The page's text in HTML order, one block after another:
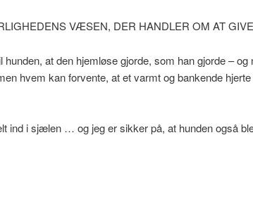
VÆSEN, DER HANDLER OM AT GIVE
at den hjemløse gjorde, som han gjorde – og
hvem kan forvente, at et varmt og bankende hjerte
ind i sjælen … og jeg er sikker på, at hunden også